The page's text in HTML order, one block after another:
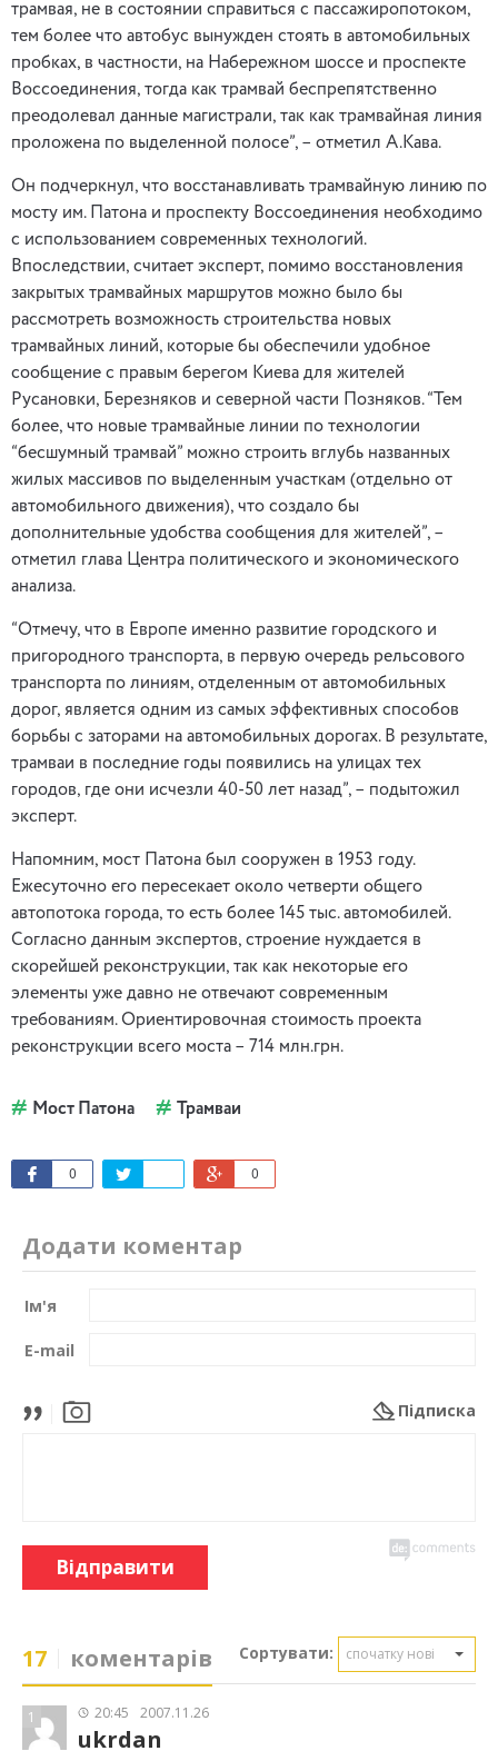
трамвая, не в состоянии справиться с пассажиропотоком,
тем более что автобус вынужден стоять в автомобильных
пробках, в частности, на Набережном шоссе и проспекте
Воссоединения, тогда как трамвай беспрепятственно
преодолевал данные магистрали, так как трамвайная линия
проложена по выделенной полосе”, – отметил А.Кава.
Он подчеркнул, что восстанавливать трамвайную линию по
мосту им. Патона и проспекту Воссоединения необходимо
с использованием современных технологий.
Впоследствии, считает эксперт, помимо восстановления
закрытых трамвайных маршрутов можно было бы
рассмотреть возможность строительства новых
трамвайных линий, которые бы обеспечили удобное
сообщение с правым берегом Киева для жителей
Русановки, Березняков и северной части Позняков. “Тем
более, что новые трамвайные линии по технологии
“бесшумный трамвай” можно строить вглубь названных
жилых массивов по выделенным участкам (отдельно от
автомобильного движения), что создало бы
дополнительные удобства сообщения для жителей”, –
отметил глава Центра политического и экономического
анализа.
“Отмечу, что в Европе именно развитие городского и
пригородного транспорта, в первую очередь рельсового
транспорта по линиям, отделенным от автомобильных
дорог, является одним из самых эффективных способов
борьбы с заторами на автомобильных дорогах. В результате,
трамваи в последние годы появились на улицах тех
городов, где они исчезли 40-50 лет назад”, – подытожил
эксперт.
Напомним, мост Патона был сооружен в 1953 году.
Ежесуточно его пересекает около четверти общего
автопотока города, то есть более 145 тыс. автомобилей.
Согласно данным экспертов, строение нуждается в
скорейшей реконструкции, так как некоторые его
элементы уже давно не отвечают современным
требованиям. Ориентировочная стоимость проекта
реконструкции всего моста – 714 млн.грн.
Мост Патона Трамваи
0 0
Додати коментар
Ім'я
E-mail
Підписка
Відправити
17 коментарів Сортувати: спочатку нові
1 20:45 2007.11.26
ukrdan